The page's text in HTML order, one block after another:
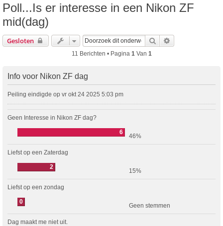
Poll...Is er interesse in een Nikon ZF
mid(dag)
Gesloten Zoek
11 Berichten • Pagina 1 Van 1
Info voor Nikon ZF dag
Peiling eindigde op vr okt 24 2025 5:03 pm
Geen Interesse in Nikon ZF dag?
6
46%
Liefst op een Zaterdag
2
15%
Liefst op een zondag
0
Geen stemmen
Dag maakt me niet uit.